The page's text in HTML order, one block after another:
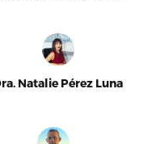
Natalie Pérez Luna